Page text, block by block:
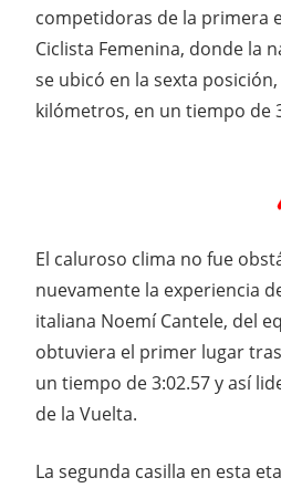
competidoras de la primera
Ciclista Femenina, donde la
se ubicó en la sexta
kilómetros, en un tiempo de
El caluroso clima no fue
nuevamente la experiencia
italiana Noemí Cantele, del
obtuviera el primer lugar
un tiempo de 3:02.57 y así
de la Vuelta.
La segunda casilla en esta